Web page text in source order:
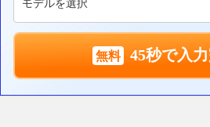
45秒で入